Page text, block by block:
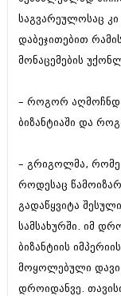
სხვადასხვა
ანონსი
აგვისტო
ივნისი
მაისი
აპრილი
მარტი
თებერვალი
იანვარი
ნოემბერი
ოქტომბერი
არქივი
ნოემბერი 2020
აგვისტო 2020
ივლისი 2020
არქივის ზომის
საგვარეულოსაც კი
დაბეჯითებით
მონაცემების
– როგორ
ბიზანტიაში და
– გრიგოლმა,
როდესაც
გადაწყვიტა
სამსახურში. იმ
ბიზანტიის
მოყოლებული
დროიდანვე.